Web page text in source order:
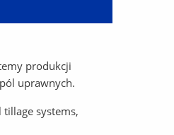
produkcji
uprawnych.
systems,